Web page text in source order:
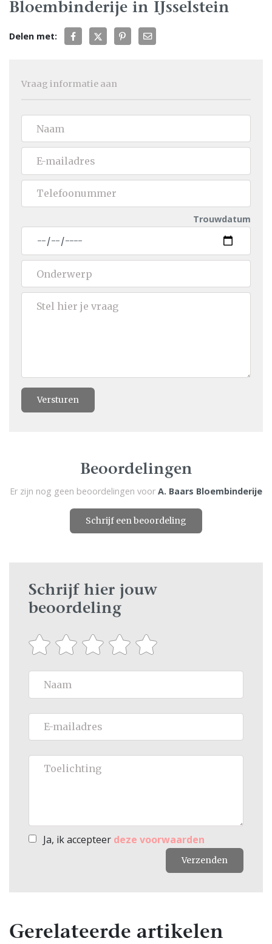
Bloembinderije in IJsselstein
Delen met:
Vraag informatie aan
Trouwdatum
Versturen
Beoordelingen
Er zijn nog geen beoordelingen voor A. Baars Bloembinderije
Schrijf een beoordeling
Schrijf hier jouw
beoordeling
Ja, ik accepteer deze voorwaarden
Verzenden
Gerelateerde artikelen